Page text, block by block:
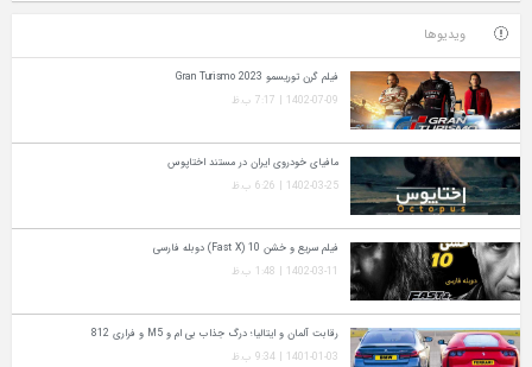
ویدیوها
فیلم گرن توریسمو Gran Turismo 2023
1402-07-09 | 7:17 ب.ظ
مافیای خودروی ایران در مستند اختاپوس
1402-03-25 | 6:26 ب.ظ
فیلم سریع و خشن 10 (Fast X) دوبله فارسی
1402-03-11 | 1:48 ب.ظ
رقابت آلمان و ایتالیا؛ درگ جذاب بی ام و M5 و فراری 812
1401-01-03 | 9:34 ب.ظ